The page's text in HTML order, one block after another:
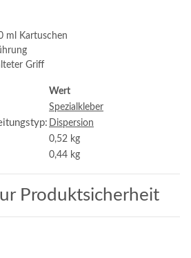
ml Kartuschen
Griff
Wert
Spezialkleber
Dispersion
0,52 kg
0,44 kg
Produktsicherheit